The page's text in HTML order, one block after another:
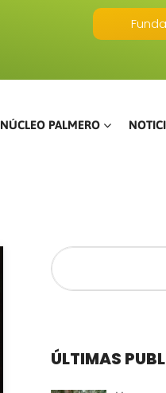
NÚCLEO PALMERO
ÚLTIMAS